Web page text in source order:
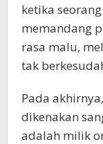
ketika
memandang
rasa malu,
tak
Pada
dikenakan
adalah milik